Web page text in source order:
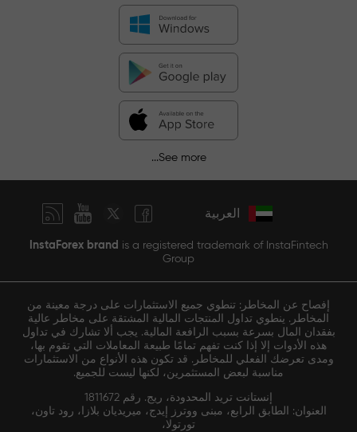
See more...
العربية
InstaForex brand is a registered trademark of InstaFintech
Group
إفصاح عن المخاطر: تنطوي جميع الاستثمارات على درجة معينة من
المخاطر. ينطوي تداول المنتجات المالية المشتقة على مخاطر عالية
بفقدان المال بسرعة بسبب الرافعة المالية. يجب ألا تشارك في تداول
هذه الأدوات إلا إذا كنت تفهم تمامًا طبيعة المعاملات التي تقوم بها،
ومدى تعرضك الفعلي للمخاطر. قد تكون هذه الأنواع من الاستثمارات
مناسبة لبعض المستثمرين، لكنها ليست للجميع.
إنستانت تريد المحدودة، ريج. رقم 1811672
العنوان: الطابق الرابع، مبنى ووترز إيدج، ميريديان بلازا، رود تاون،
تورتولا،